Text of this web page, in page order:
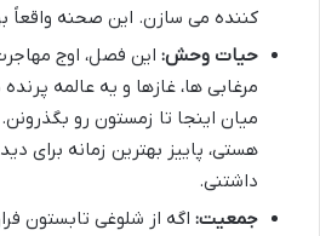
کننده می سازن. این صحنه واقعاً
حیات وحش: این فصل، اوج
مرغابی ها، غازها و یه عالمه
میان اینجا تا زمستون رو
هستی، پاییز بهترین زمانه برای
داشتنی.
جمعیت: اگه از شلوغی تابستون